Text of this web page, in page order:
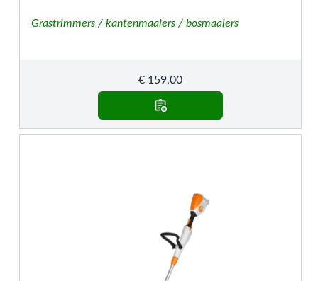
Grastrimmers / kantenmaaiers / bosmaaiers
€ 159,00